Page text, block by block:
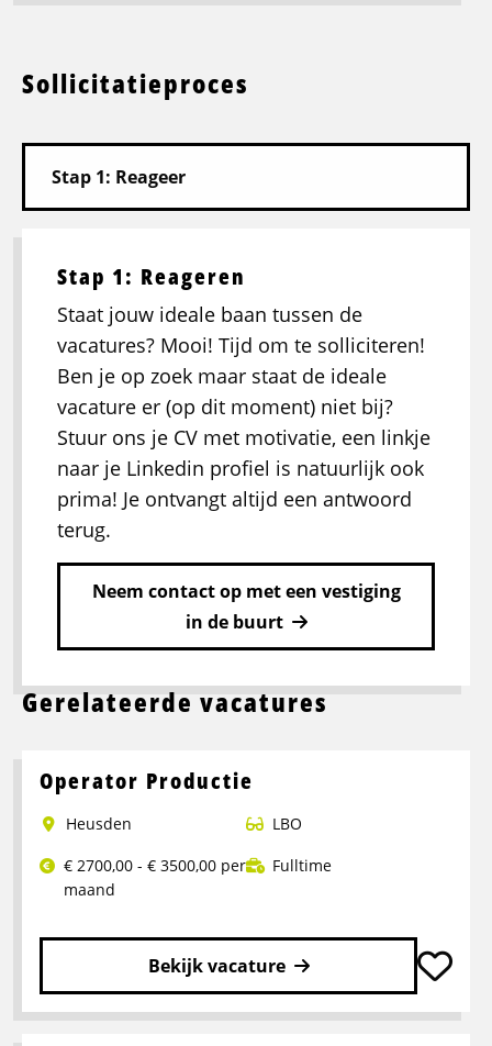
Sollicitatieproces
Stap 1: Reageren
Staat jouw ideale baan tussen de
vacatures? Mooi! Tijd om te solliciteren!
Ben je op zoek maar staat de ideale
vacature er (op dit moment) niet bij?
Stuur ons je CV met motivatie, een linkje
naar je Linkedin profiel is natuurlijk ook
prima! Je ontvangt altijd een antwoord
terug.
Neem contact op met een vestiging
in de buurt
Gerelateerde vacatures
Operator Productie
Heusden
LBO
€ 2700,00 - € 3500,00 per
maand
Fulltime
Bekijk vacature
Lees